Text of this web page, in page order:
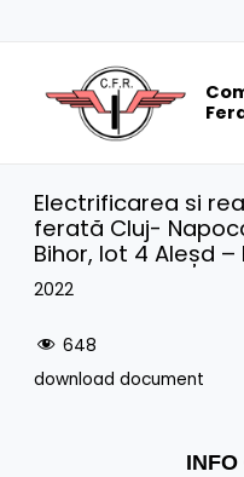
INFO
Electrificarea si
ferată Cluj-
Bihor, lot 4 Aleșd
2022
648
download document